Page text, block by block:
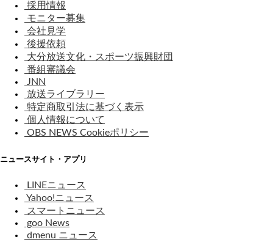
採用情報
モニター募集
会社見学
後援依頼
大分放送文化・スポーツ振興財団
番組審議会
JNN
放送ライブラリー
特定商取引法に基づく表示
個人情報について
OBS NEWS Cookieポリシー
ニュースサイト・アプリ
LINEニュース
Yahoo!ニュース
スマートニュース
goo News
dmenu ニュース